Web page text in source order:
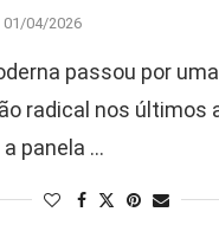
01/04/2026
passou por uma
radical nos últimos
panela …